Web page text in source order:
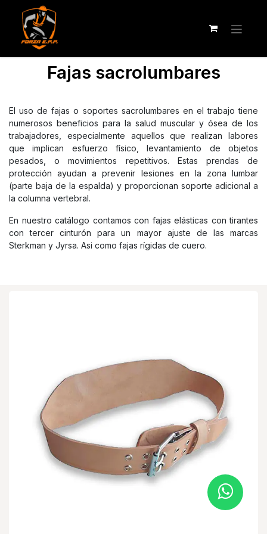
Fajas sacrolumbares
El uso de fajas o soportes sacrolumbares en el trabajo tiene
numerosos beneficios para la salud muscular y ósea de los
trabajadores, especialmente aquellos que realizan labores
que implican esfuerzo físico, levantamiento de objetos
pesados, o movimientos repetitivos. Estas prendas de
protección ayudan a prevenir lesiones en la zona lumbar
(parte baja de la espalda) y proporcionan soporte adicional a
la columna vertebral.
En nuestro catálogo contamos con fajas elásticas con tirantes
con tercer cinturón para un mayor ajuste de las marcas
Sterkman y Jyrsa. Asi como fajas rígidas de cuero.